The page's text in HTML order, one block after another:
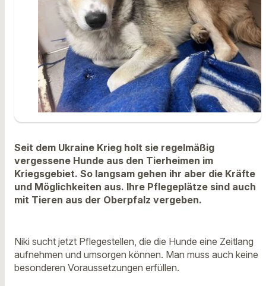
Seit dem Ukraine Krieg holt sie regelmäßig
vergessene Hunde aus den Tierheimen im
Kriegsgebiet. So langsam gehen ihr aber die Kräfte
und Möglichkeiten aus. Ihre Pflegeplätze sind auch
mit Tieren aus der Oberpfalz vergeben.
Niki sucht jetzt Pflegestellen, die die Hunde eine Zeitlang
aufnehmen und umsorgen können. Man muss auch keine
besonderen Voraussetzungen erfüllen.